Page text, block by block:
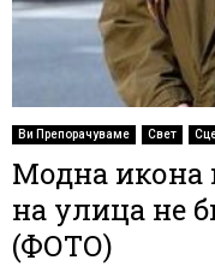
Ви Препорачуваме Свет
Модна икона
на улица не
(ФОТО)